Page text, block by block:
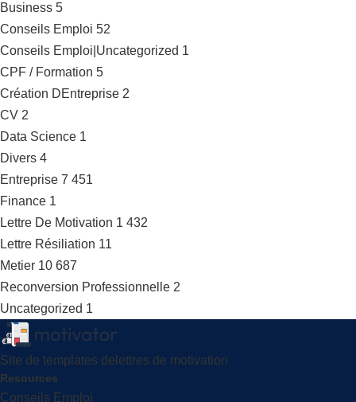
Business 5
Conseils Emploi 52
Conseils Emploi|Uncategorized 1
CPF / Formation 5
Création DEntreprise 2
CV 2
Data Science 1
Divers 4
Entreprise 7 451
Finance 1
Lettre De Motivation 1 432
Lettre Résiliation 11
Metier 10 687
Reconversion Professionnelle 2
Uncategorized 1
Site de templates delettres de motivation
Resources
Conseils Emploi